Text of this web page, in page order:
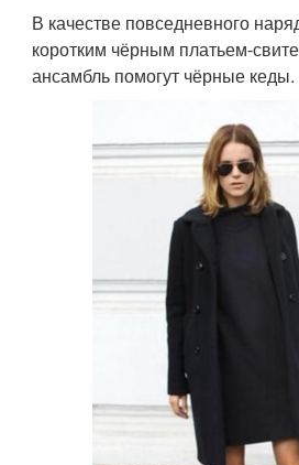
В качестве повседневного
коротким чёрным платьем-
ансамбль помогут чёрные кеды.